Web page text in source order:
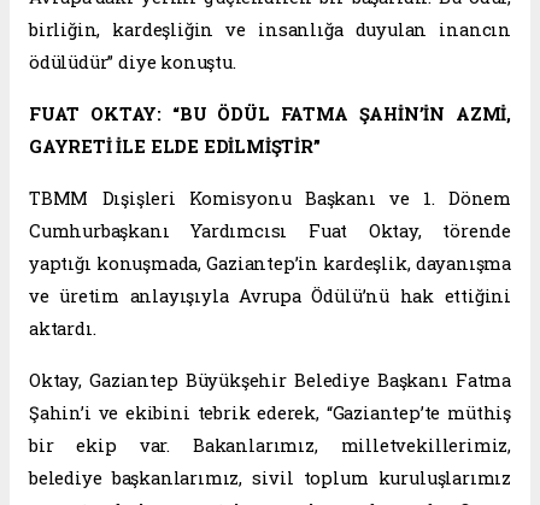
birliğin, kardeşliğin ve insanlığa duyulan inancın
ödülüdür” diye konuştu.
FUAT OKTAY: “BU ÖDÜL FATMA ŞAHİN’İN AZMİ,
GAYRETİ İLE ELDE EDİLMİŞTİR”
TBMM Dışişleri Komisyonu Başkanı ve 1. Dönem
Cumhurbaşkanı Yardımcısı Fuat Oktay, törende
yaptığı konuşmada, Gaziantep’in kardeşlik, dayanışma
ve üretim anlayışıyla Avrupa Ödülü’nü hak ettiğini
aktardı.
Oktay, Gaziantep Büyükşehir Belediye Başkanı Fatma
Şahin’i ve ekibini tebrik ederek, “Gaziantep’te müthiş
bir ekip var. Bakanlarımız, milletvekillerimiz,
belediye başkanlarımız, sivil toplum kuruluşlarımız